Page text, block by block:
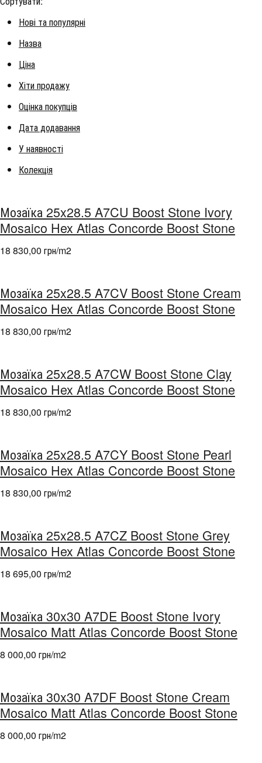
Нові та популярні
Назва
Ціна
Хіти продажу
Оцінка покупців
Дата додавання
У наявності
Колекція
Мозаїка 25x28.5 A7CU Boost Stone Ivory
Mosaico Hex Atlas Concorde Boost Stone
18 830,00 грн/m2
Мозаїка 25x28.5 A7CV Boost Stone Cream
Mosaico Hex Atlas Concorde Boost Stone
18 830,00 грн/m2
Мозаїка 25x28.5 A7CW Boost Stone Clay
Mosaico Hex Atlas Concorde Boost Stone
18 830,00 грн/m2
Мозаїка 25x28.5 A7CY Boost Stone Pearl
Mosaico Hex Atlas Concorde Boost Stone
18 830,00 грн/m2
Мозаїка 25x28.5 A7CZ Boost Stone Grey
Mosaico Hex Atlas Concorde Boost Stone
18 695,00 грн/m2
Мозаїка 30x30 A7DE Boost Stone Ivory
Mosaico Matt Atlas Concorde Boost Stone
8 000,00 грн/m2
Мозаїка 30x30 A7DF Boost Stone Cream
Mosaico Matt Atlas Concorde Boost Stone
8 000,00 грн/m2